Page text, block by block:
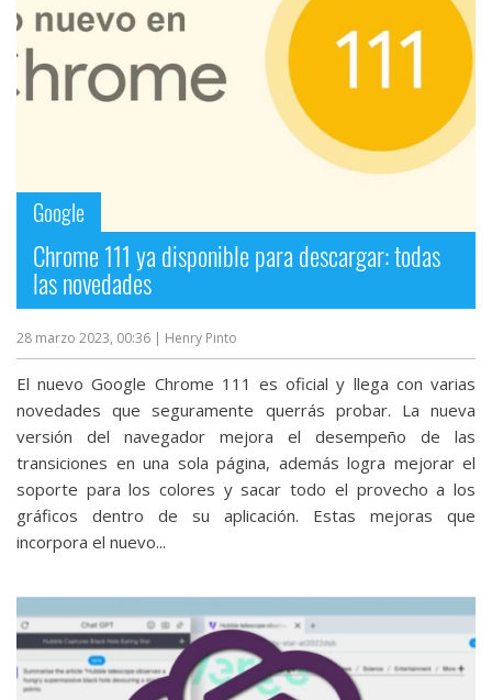
Google
Chrome 111 ya disponible para descargar: todas
las novedades
28 marzo 2023, 00:36 | Henry Pinto
El nuevo Google Chrome 111 es oficial y llega con varias
novedades que seguramente querrás probar. La nueva
versión del navegador mejora el desempeño de las
transiciones en una sola página, además logra mejorar el
soporte para los colores y sacar todo el provecho a los
gráficos dentro de su aplicación. Estas mejoras que
incorpora el nuevo...